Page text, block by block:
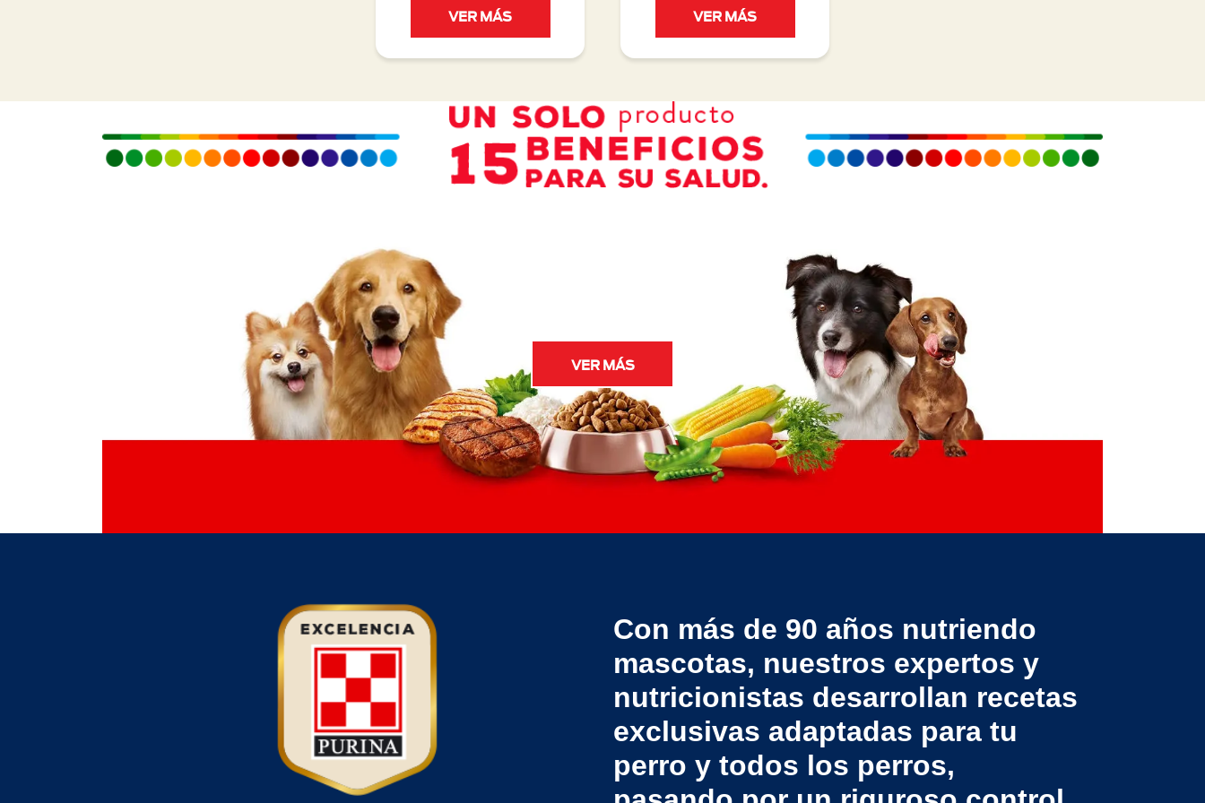
VER MÁS VER MÁS
VER MÁS
Con más de 90 años nutriendo
mascotas, nuestros expertos y
nutricionistas desarrollan recetas
exclusivas adaptadas para tu
perro y todos los perros,